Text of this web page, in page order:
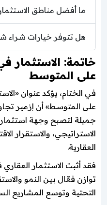
ما أفضل مناطق
هل تتوفر خيارات شراء
خاتمة: الاستثمار
على المتوسط
في الختام، يؤكد عنوان
على المتوسط» أن إزمير
جميلة لتصبح وجهة
الاستراتيجي، والاستقرار
العقارية.
فقد أثبت الاستثمار
توازن فعّال بين النمو
التحتية وتوسع المشاريع